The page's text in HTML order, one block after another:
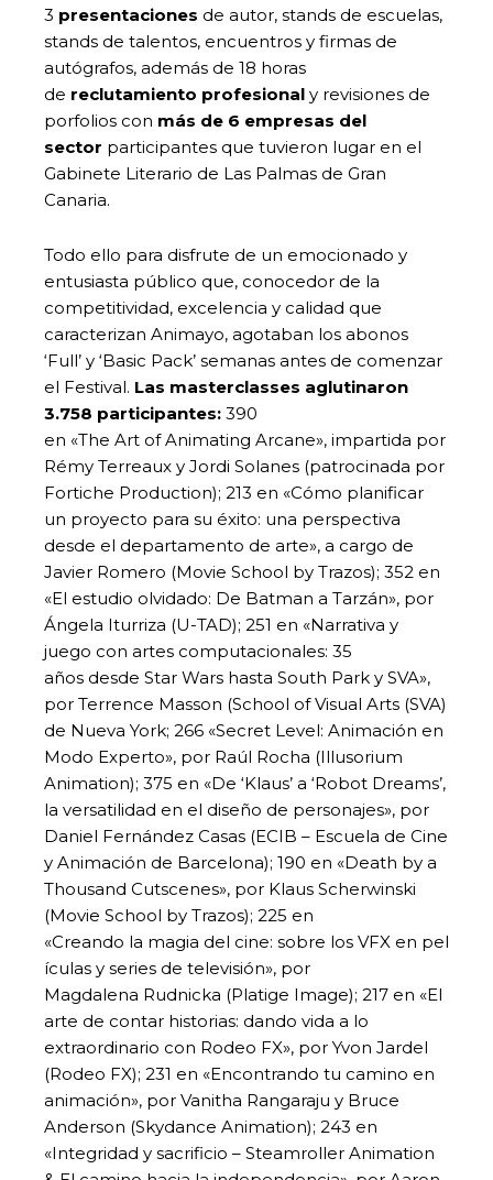
3 presentaciones de autor, stands de escuelas,
stands de talentos, encuentros y firmas de
autógrafos, además de 18 horas
de reclutamiento profesional y revisiones de
porfolios con más de 6 empresas del
sector participantes que tuvieron lugar en el
Gabinete Literario de Las Palmas de Gran
Canaria.
Todo ello para disfrute de un emocionado y
entusiasta público que, conocedor de la
competitividad, excelencia y calidad que
caracterizan Animayo, agotaban los abonos
‘Full’ y ‘Basic Pack’ semanas antes de comenzar
el Festival. Las masterclasses aglutinaron
3.758 participantes: 390
en «The Art of Animating Arcane», impartida por
Rémy Terreaux y Jordi Solanes (patrocinada por
Fortiche Production); 213 en «Cómo planificar
un proyecto para su éxito: una perspectiva
desde el departamento de arte», a cargo de
Javier Romero (Movie School by Trazos); 352 en
«El estudio olvidado: De Batman a Tarzán», por
Ángela Iturriza (U-TAD); 251 en «Narrativa y
juego con artes computacionales: 35
años desde Star Wars hasta South Park y SVA»,
por Terrence Masson (School of Visual Arts (SVA)
de Nueva York; 266 «Secret Level: Animación en
Modo Experto», por Raúl Rocha (Illusorium
Animation); 375 en «De ‘Klaus’ a ‘Robot Dreams’,
la versatilidad en el diseño de personajes», por
Daniel Fernández Casas (ECIB – Escuela de Cine
y Animación de Barcelona); 190 en «Death by a
Thousand Cutscenes», por Klaus Scherwinski
(Movie School by Trazos); 225 en
«Creando la magia del cine: sobre los VFX en pel
ículas y series de televisión», por
Magdalena Rudnicka (Platige Image); 217 en «El
arte de contar historias: dando vida a lo
extraordinario con Rodeo FX», por Yvon Jardel
(Rodeo FX); 231 en «Encontrando tu camino en
animación», por Vanitha Rangaraju y Bruce
Anderson (Skydance Animation); 243 en
«Integridad y sacrificio – Steamroller Animation